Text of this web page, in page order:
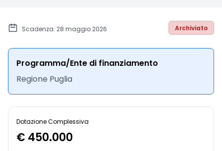
Scadenza: 28 maggio 2026 Archiviato
Programma/Ente di finanziamento
Regione Puglia
Dotazione Complessiva
€ 450.000